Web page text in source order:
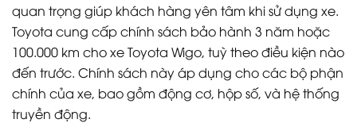
quan trọng giúp khách hàng yên tâm khi sử dụng xe.
Toyota cung cấp chính sách bảo hành 3 năm hoặc
100.000 km cho xe Toyota Wigo, tuỳ theo điều kiện nào
đến trước. Chính sách này áp dụng cho các bộ phận
chính của xe, bao gồm động cơ, hộp số, và hệ thống
truyền động.